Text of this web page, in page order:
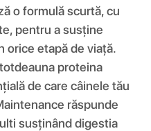
o formulă scurtă, cu
pentru a susține
orice etapă de viață.
proteina
de care câinele tău
răspunde
susținând digestia